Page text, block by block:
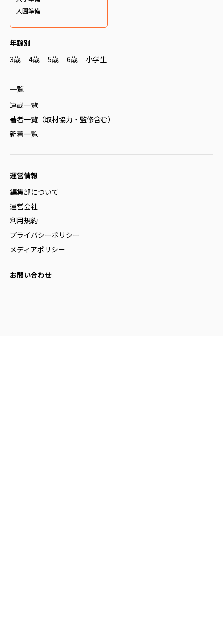
入園準備
年齢別
3歳
4歳 5歳 6歳 小学生
一覧
連載一覧
著者一覧（取材協力・監修含む）
新着一覧
運営情報
編集部について
運営会社
利用規約
プライバシーポリシー
メディアポリシー
お問い合わせ